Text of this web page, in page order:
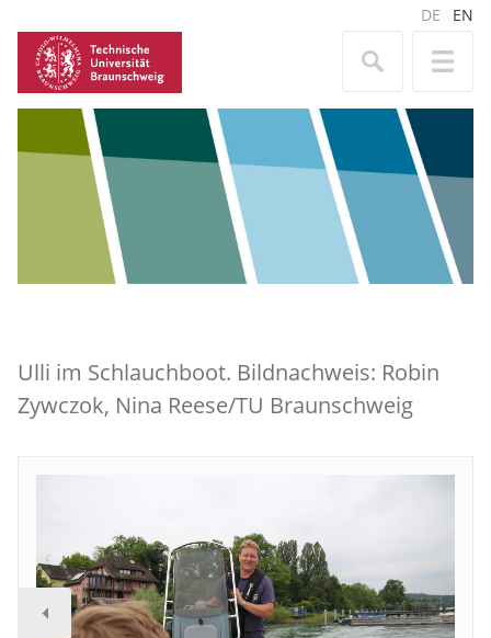
DE EN
Ulli im Schlauchboot. Bildnachweis: Robin
Zywczok, Nina Reese/TU Braunschweig